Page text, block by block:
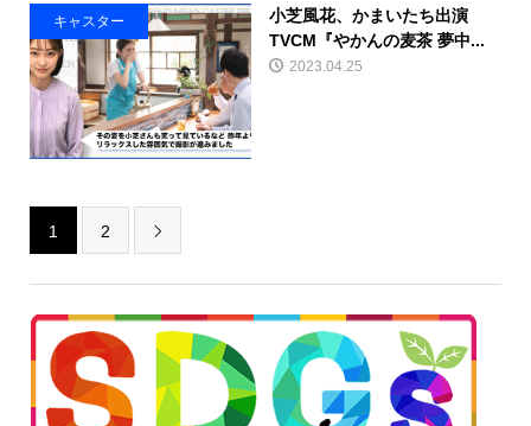
キャスター
小芝風花、かまいたち出演
TVCM『やかんの麦茶 夢中...
2023.04.25
1 2 